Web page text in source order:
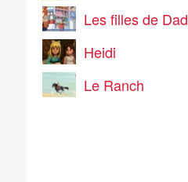
Les filles de Dad
Heidi
Le Ranch